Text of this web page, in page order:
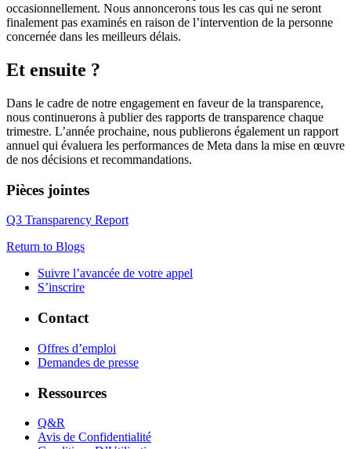
occasionnellement. Nous annoncerons tous les cas qui ne seront
finalement pas examinés en raison de l’intervention de la personne
concernée dans les meilleurs délais.
Et ensuite ?
Dans le cadre de notre engagement en faveur de la transparence,
nous continuerons à publier des rapports de transparence chaque
trimestre. L’année prochaine, nous publierons également un rapport
annuel qui évaluera les performances de Meta dans la mise en œuvre
de nos décisions et recommandations.
Pièces jointes
Q3 Transparency Report
Return to Blogs
Suivre l’avancée de votre appel
S’inscrire
Contact
Offres d’emploi
Demandes de presse
Ressources
Q&R
Avis de Confidentialité